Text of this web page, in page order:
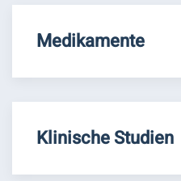
Medikamente
Klinische Studien